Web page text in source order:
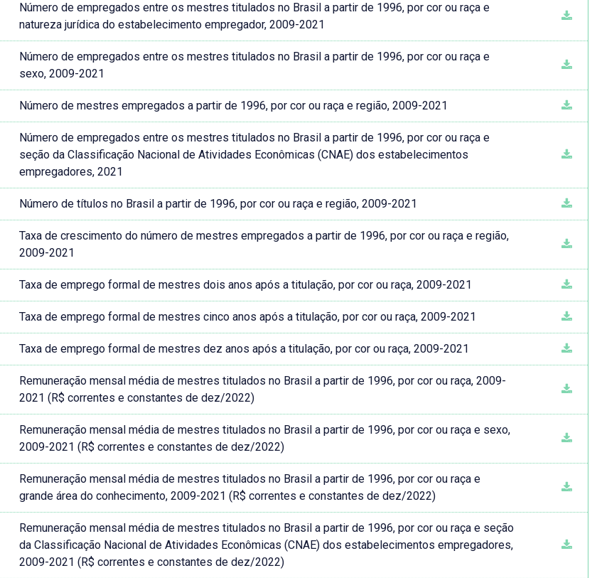
Número de empregados entre os mestres titulados no Brasil a partir de 1996, por cor ou raça e
natureza jurídica do estabelecimento empregador, 2009-2021
Número de empregados entre os mestres titulados no Brasil a partir de 1996, por cor ou raça e
sexo, 2009-2021
Número de mestres empregados a partir de 1996, por cor ou raça e região, 2009-2021
Número de empregados entre os mestres titulados no Brasil a partir de 1996, por cor ou raça e
seção da Classificação Nacional de Atividades Econômicas (CNAE) dos estabelecimentos
empregadores, 2021
Número de títulos no Brasil a partir de 1996, por cor ou raça e região, 2009-2021
Taxa de crescimento do número de mestres empregados a partir de 1996, por cor ou raça e região,
2009-2021
Taxa de emprego formal de mestres dois anos após a titulação, por cor ou raça, 2009-2021
Taxa de emprego formal de mestres cinco anos após a titulação, por cor ou raça, 2009-2021
Taxa de emprego formal de mestres dez anos após a titulação, por cor ou raça, 2009-2021
Remuneração mensal média de mestres titulados no Brasil a partir de 1996, por cor ou raça, 2009-
2021 (R$ correntes e constantes de dez/2022)
Remuneração mensal média de mestres titulados no Brasil a partir de 1996, por cor ou raça e sexo,
2009-2021 (R$ correntes e constantes de dez/2022)
Remuneração mensal média de mestres titulados no Brasil a partir de 1996, por cor ou raça e
grande área do conhecimento, 2009-2021 (R$ correntes e constantes de dez/2022)
Remuneração mensal média de mestres titulados no Brasil a partir de 1996, por cor ou raça e seção
da Classificação Nacional de Atividades Econômicas (CNAE) dos estabelecimentos empregadores,
2009-2021 (R$ correntes e constantes de dez/2022)